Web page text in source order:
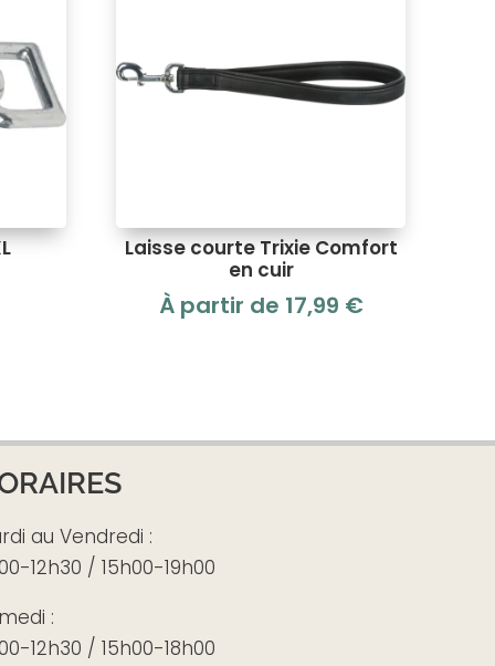
Laisse courte Trixie Comfort
en cuir
À partir de 17,99 €
au Vendredi :
12h30 / 15h00-19h00
:
12h30 / 15h00-18h00